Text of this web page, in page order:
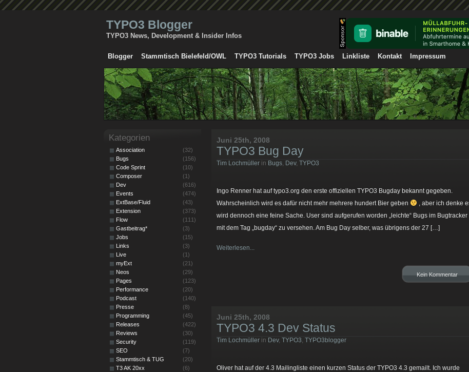
TYPO3 Blogger
TYPO3 News, Development & Insider Infos
Blogger Stammtisch Bielefeld/OWL TYPO3 Tutorials TYPO3 Jobs Linkliste Kontakt Impressum
Juni 25th, 2008
TYPO3 Bug Day
Tim Lochmüller in Bugs, Dev, TYPO3
Ingo Renner hat auf typo3.org den erste offiziellen TYPO3 Bugday bekannt gegeben.
Wahrscheinlich wird es dafür nicht mehr mehrere hundert Bier geben
, aber ich denke
wird dennoch eine feine Sache. User sind aufgerufen worden „leichte“ Bugs im Bugtracker
mit dem Tag „bugday“ zu versehen. Am Bug Day selber, was übrigens der 27 […]
Weiterlesen...
Kein Kommentar
Juni 25th, 2008
TYPO3 4.3 Dev Status
Tim Lochmüller in Dev, TYPO3, TYPO3blogger
Oliver hat auf der 4.3 Mailingliste einen kurzen Status der TYPO3 4.3 gemailt. Ich wurde
Kategorien
Association
(32)
Bugs
(156)
Code Sprint
(10)
Composer
(1)
Dev
(616)
Events
(474)
ExtBase/Fluid
(43)
Extension
(373)
Flow
(111)
Gastbeitrag*
(3)
Jobs
(15)
Links
(3)
Live
(1)
myExt
(21)
Neos
(29)
Pages
(123)
Performance
(20)
Podcast
(140)
Presse
(8)
Programming
(45)
Releases
(422)
Reviews
(30)
Security
(119)
SEO
(7)
Stammtisch & TUG
(20)
T3 AK 20xx
(6)